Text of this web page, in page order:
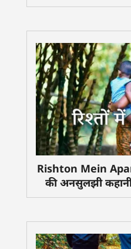
Rishton Mein
की अनसुलझी